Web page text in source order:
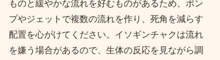
ものと緩やかな流れを好むものがあるため、ポン
プやジェットで複数の流れを作り、死角を減らす
配置を心がけてください。イソギンチャクは流れ
を嫌う場合があるので、生体の反応を見ながら調